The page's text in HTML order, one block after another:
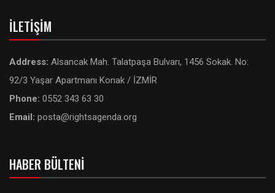
İLETIŞIM
Address: Alsancak Mah. Talatpaşa Bulvarı, 1456 Sokak. No:
92/3 Yaşar Apartmanı Konak / İZMİR
Phone: 0552 343 63 30
Email: posta@rightsagenda.org
HABER BÜLTENI